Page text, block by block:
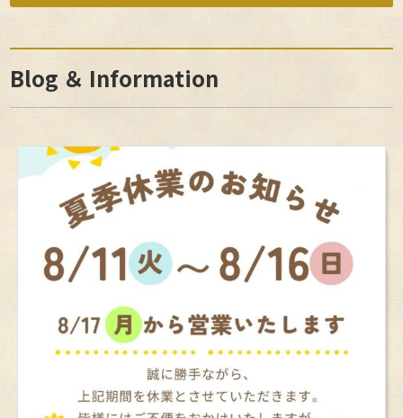
皆さんありがとうございました。
のエンジンメンテナンスをお願いしました。 クラッ
ょこ簡易メンテしていただいたのですが…。 ギアチ
ェンジ時のクラッチ挙動が少し高回転寄りになるこ
イルシール部分からオイル漏れが発覚し交換しても
らったが未だに漏れが続いていた。エンジンやマフ
ラーから煙が出るようになった（すわ焼け付きかと
焦りました）。 ボアアップしておよそ8000キロ超
を走行してきたのでそろそろエンジンのメンテをお
願いしようと思っていたところだったのでちょうど
良いかと思い整備を依頼しました。 1週間後くらい
と、エンジンの挙動とか以前より明らかに良くなっ
ていてスムーズに動いているのでしっかり整備して
いただいていると感じました。店長さんスタッフの
皆さんありがとうございました。
総走行距離が20000キロ(購入時12400キロ弱)を超
えたのでそろそろメンテナンスが必要と思い、当日
メンテナンスの依頼をさせていただきました。急な
依頼にもかかわらず迅速丁寧に対応していただきあ
りがとうございました。ブレーキ調整、クラッチ調
整、チェーン調整、そして後輪のタイヤ交換もして
ます。ありがとうございました。
ニックネーム Ｉさんのレビュー
満足度 5（
スズキのヴェルデを購入させていただきました。遠
方ですが懇切丁寧にご対応いただきたいへん助かり
ました。整備もバッチリで快調に走っております。
昔乗っていた思い入れもあって探していた車両でし
たのでたいへん満足しております、このたびはあり
ニックネーム としさんのレビュー
Blog ＆ Information